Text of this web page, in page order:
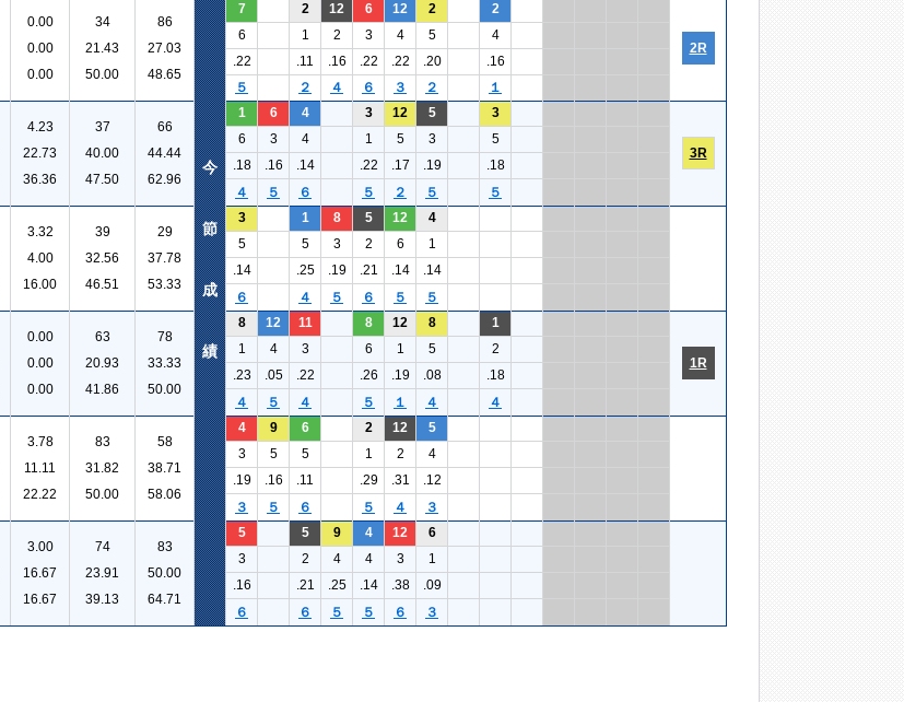
0.00
0.00
0.00
34
21.43
50.00
86
27.03
48.65
7 2 12 6 12 2 2
2R
6 1 2 3 4 5
4
.22
.11 .16 .22 .22 .20
.16
５
２ ４ ６ ３ ２ １
4.23
22.73
36.36
37
40.00
47.50
66
44.44
62.96
1 6 4 3 12 5 3
3R
6 3 4 1 5 3
5
.18
.16 .14 .22 .17 .19
.18
４
５ ６ ５ ２ ５ ５
3.32
4.00
16.00
39
32.56
46.51
29
37.78
53.33
3 1 8 5 12
4
5
5 3 2 6
1
.14
.25 .19 .21 .14
.14
６
４ ５ ６ ５ ５
0.00
0.00
0.00
63
20.93
41.86
78
33.33
50.00
8 12 11 8 12 8 1
1R
1 4 3 6 1 5
2
.23
.05 .22 .26 .19 .08
.18
４
５ ４ ５ １ ４ ４
3.78
11.11
22.22
83
31.82
50.00
58
38.71
58.06
4 9 6 2 12
5
3
5 5 1 2
4
.19
.16 .11 .29 .31
.12
３
５ ６ ５ ４ ３
3.00
16.67
16.67
74
23.91
39.13
83
50.00
64.71
5 5 9 4 12
6
3
2 4 4 3
1
.16
.21 .25 .14 .38
.09
６
６ ５ ５ ６ ３
今
節
成
績